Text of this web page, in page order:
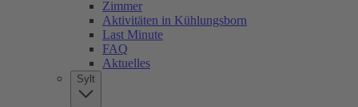
Zimmer
Aktivitäten in Kühlungsborn
Last Minute
FAQ
Aktuelles
Sylt